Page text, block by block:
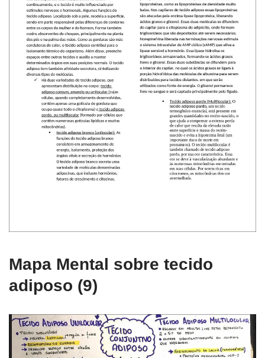
Mapa Mental sobre tecido
adiposo (9)